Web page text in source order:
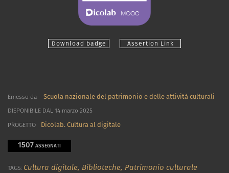
Download badge Assertion Link
Emesso da Scuola nazionale del patrimonio e delle attività culturali
DISPONIBILE DAL 14 marzo 2025
PROGETTO
Dicolab. Cultura al digitale
1507 ASSEGNATI
TAGS: Cultura digitale, Biblioteche, Patrimonio culturale